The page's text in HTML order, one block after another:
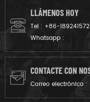
buena calidad.
LLÁMENOS HOY
Tel : +86-
Whatsapp :
CONTACTE CON
Correo electrónico :